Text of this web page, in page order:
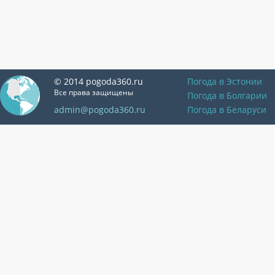
© 2014 pogoda360.ru
Все права защищены
admin@pogoda360.ru
Погода в Эстонии
Погода в Болгарии
Погода в Беларуси